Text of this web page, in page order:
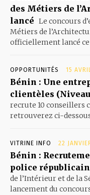
des Métiers de
lancé Le concours
Métiers de
officiellement lancé ce
OPPORTUNITÉS 15
Bénin : Une
clientèles (Niveau
recrute 10 conseillers
retrouverez ci-
VITRINE INFO 22
Bénin :
police
de l’Intérieur et de la
lancement du